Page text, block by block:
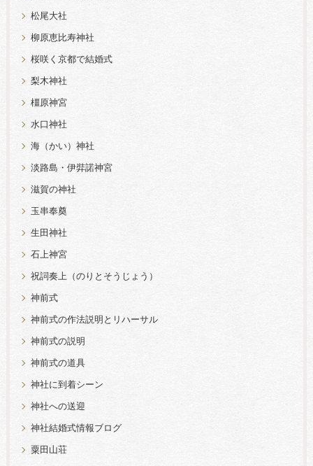
松尾大社
柳原恵比寿神社
桜咲く京都で結婚式
梨木神社
橿原神宮
水口神社
海（かい）神社
淡路島・伊弉諾神宮
滋賀の神社
玉串奉奠
生田神社
石上神宮
祝詞奏上（のりとそうじょう）
神前式
神前式の作法説明とリハーサル
神前式の説明
神前式の道具
神社に到着シーン
神社への送迎
神社結婚式情報ブログ
粟田山荘